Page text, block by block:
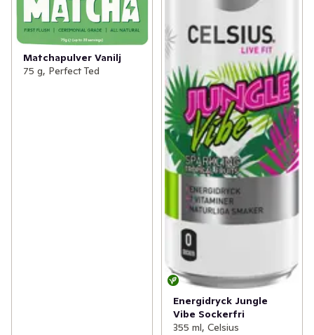
Matchapulver Vanilj
75 g, Perfect Ted
Energidryck Jungle
Vibe Sockerfri
355 ml, Celsius